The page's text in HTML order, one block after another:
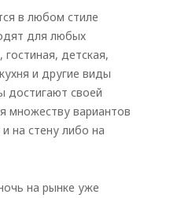
в любом стиле
для любых
детская,
и другие виды
достигают своей
множеству вариантов
на стену либо на
на рынке уже